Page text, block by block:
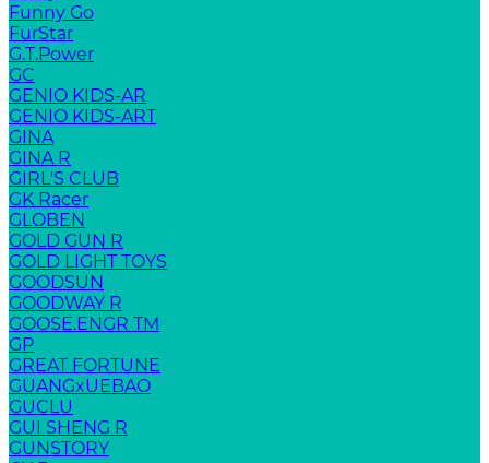
Funny Go
FurStar
G.T.Power
GC
GENIO KIDS-AR
GENIO KIDS-ART
GINA
GINA R
GIRL'S CLUB
GK Racer
GLOBEN
GOLD GUN R
GOLD LIGHT TOYS
GOODSUN
GOODWAY R
GOOSE.ENGR TM
GP
GREAT FORTUNE
GUANGxUEBAO
GUCLU
GUI SHENG R
GUNSTORY